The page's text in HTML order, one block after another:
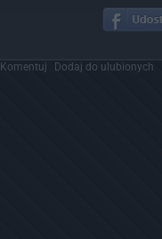
Komentuj Dodaj do ulubionych